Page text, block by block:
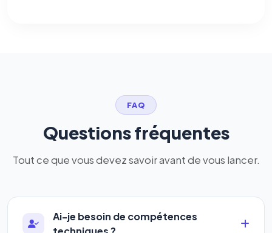
FAQ
Questions fréquentes
Tout ce que vous devez savoir avant de vous lancer.
Ai-je besoin de compétences